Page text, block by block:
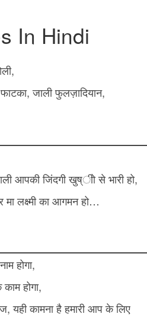
In Hindi
जाली फुलज़ादियान,
आपकी जिंदगी खुष्ीो से भारी हो,
मा लक्ष्मी का आगमन हो…
होगा,
होगा,
यही कामना है हमारी आप के लिए